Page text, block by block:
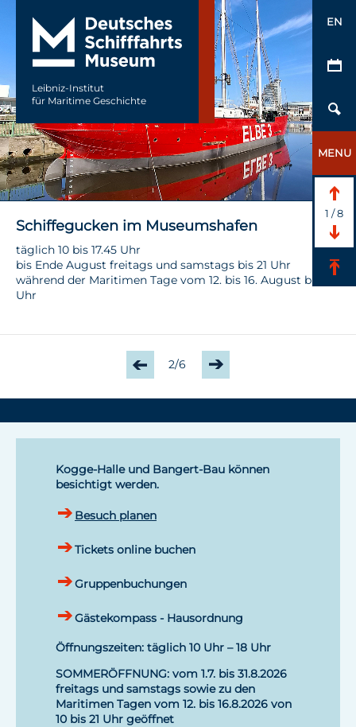
Leibniz-Institut
für Maritime Geschichte
EN
MENU
1 /8
Schiffegucken im Museumshafen
täglich 10 bis 17.45 Uhr
bis Ende August freitags und samstags bis 21 Uhr
während der Maritimen Tage vom 12. bis 16. August bis 21
Uhr
2/6
Kogge-Halle und Bangert-Bau können
besichtigt werden.
Besuch planen
Tickets online buchen
Gruppenbuchungen
Gästekompass - Hausordnung
Öffnungszeiten: täglich 10 Uhr – 18 Uhr
SOMMERÖFFNUNG: vom 1.7. bis 31.8.2026
freitags und samstags sowie zu den
Maritimen Tagen vom 12. bis 16.8.2026 von
10 bis 21 Uhr geöffnet